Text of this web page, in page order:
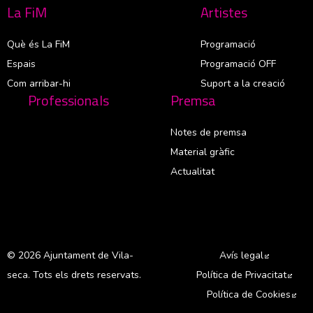
La FiM
Què és La FiM
Espais
Com arribar-hi
Artistes
Programació
Programació OFF
Suport a la creació
Professionals Premsa
Notes de premsa
Material gràfic
Actualitat
© 2026 Ajuntament de Vila-
seca. Tots els drets reservats.
Avís legal
Política de Privacitat
Política de Cookies